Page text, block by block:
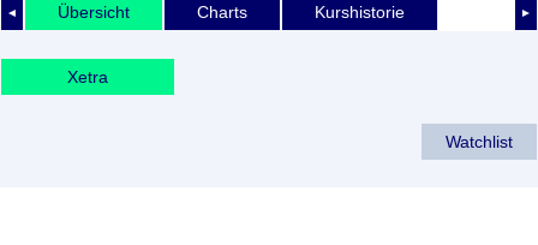
◄ ►
Übersicht Charts Kurshistorie
Xetra
Watchlist